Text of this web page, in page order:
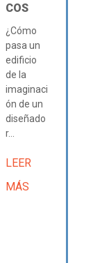
COS
¿Cómo
pasa un
edificio
de la
imaginaci
ón de un
diseñado
r...
LEER
MÁS